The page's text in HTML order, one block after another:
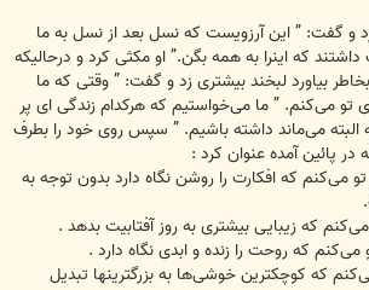
و گفت: ” این آرزویست که نسل بعد از نسل به ما
که اینرا به همه بگن.” او مکثی کرد و درحالیکه
بیاورد لبخند بیشتری زد و گفت: ” وقتی که ما
تو می‌کنم. ” ما می‌خواستیم که هرکدام زندگی ای پر
البته می‌ماند داشته باشیم. ” سپس روی خود را بطرف
در پائین آمده عنوان کرد :
می‌کنم که افکارت را روشن نگاه دارد بدون توجه به
که زیبایی بیشتری به روز آفتابیت بدهد .
که روحت را زنده و ابدی نگاه دارد .
که کوچکترین خوشی‌ها به بزرگترینها تبدیل